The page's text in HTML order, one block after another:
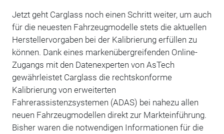
Jetzt geht Carglass noch einen Schritt weiter, um auch
für die neuesten Fahrzeugmodelle stets die aktuellen
Herstellervorgaben bei der Kalibrierung erfüllen zu
können. Dank eines markenübergreifenden Online-
Zugangs mit den Datenexperten von AsTech
gewährleistet Carglass die rechtskonforme
Kalibrierung von erweiterten
Fahrerassistenzsystemen (ADAS) bei nahezu allen
neuen Fahrzeugmodellen direkt zur Markteinführung.
Bisher waren die notwendigen Informationen für die